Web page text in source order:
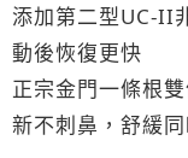
添加第二型UC-II
動後恢復更快
正宗金門一條根
新不刺鼻，舒緩